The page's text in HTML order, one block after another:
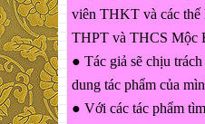
viên THKT và các thế
THPT và THCS Mộc
● Tác giả sẽ chịu
dung tác phẩm của
● Với các tác phẩm